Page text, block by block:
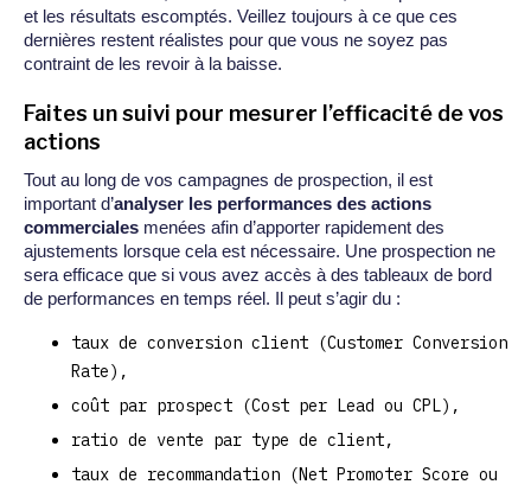
et les résultats escomptés. Veillez toujours à ce que ces
dernières restent réalistes pour que vous ne soyez pas
contraint de les revoir à la baisse.
Faites un suivi pour mesurer l’efficacité de vos
actions
Tout au long de vos campagnes de prospection, il est
important d’analyser les performances des actions
commerciales menées afin d’apporter rapidement des
ajustements lorsque cela est nécessaire. Une prospection ne
sera efficace que si vous avez accès à des tableaux de bord
de performances en temps réel. Il peut s’agir du :
taux de conversion client (Customer Conversion
Rate),
coût par prospect (Cost per Lead ou CPL),
ratio de vente par type de client,
taux de recommandation (Net Promoter Score ou